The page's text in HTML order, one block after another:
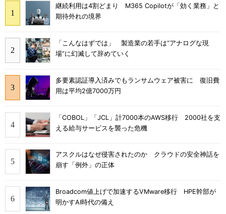
継続利用は4割どまり M365 Copilotが「効く業務」と
期待外れの境界
「こんなはずでは」 製造業の若手は“アナログな現
場”に幻滅して辞めていく
多要素認証導入済みでもランサムウェア被害に 復旧費
用は平均2億7000万円
「COBOL」「JCL」計7000本のAWS移行 2000社を支
える給与サービスを襲った危機
アスクルはなぜ侵害されたのか クラウドの安全神話を
崩す「例外」の正体
Broadcom値上げで加速するVMware移行 HPE幹部が
明かすAI時代の備え